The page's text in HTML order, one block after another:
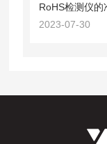
RoHS检测仪的
2023-07-30